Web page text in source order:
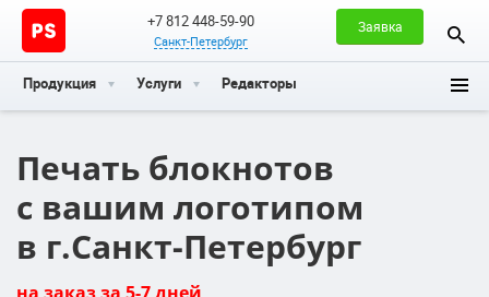
+7 812 448-59-90
Санкт-Петербург
Заявка
Продукция Услуги Редакторы
Печать блокнотов
с вашим логотипом
в г.Санкт-Петербург